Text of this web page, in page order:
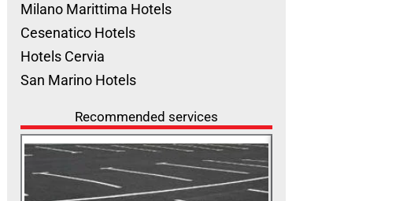
Milano Marittima Hotels
Cesenatico Hotels
Hotels Cervia
San Marino Hotels
Recommended services